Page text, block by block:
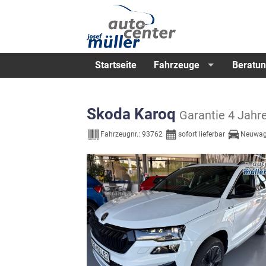
Startseite Fahrzeuge
Skoda Karoq Garantie 4
Fahrzeugnr.: 93762 sofort lieferbar